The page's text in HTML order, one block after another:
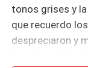
tonos grises y
que recuerdo
despreciaron y